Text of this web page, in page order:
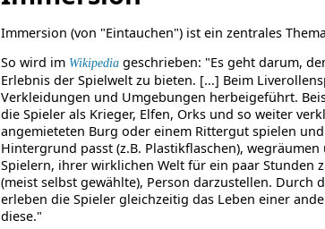
Immersion (von "Eintauchen") ist ein zentrales
So wird im Wikipediageschrieben: "Es geht darum,
Erlebnis der Spielwelt zu bieten. [...] Beim
Verkleidungen und Umgebungen herbeigeführt.
die Spieler als Krieger, Elfen, Orks und so weiter
angemieteten Burg oder einem Rittergut spielen
Hintergrund passt (z.B. Plastikflaschen), wegräumen
Spielern, ihrer wirklichen Welt für ein paar Stunden
(meist selbst gewählte), Person darzustellen. Durch
erleben die Spieler gleichzeitig das Leben einer
diese."